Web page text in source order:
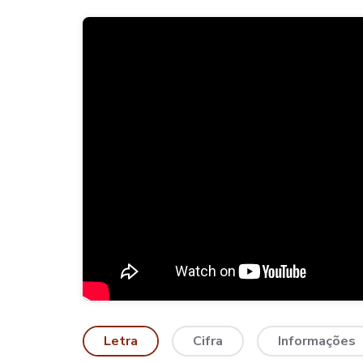
Letra Cifra Informações